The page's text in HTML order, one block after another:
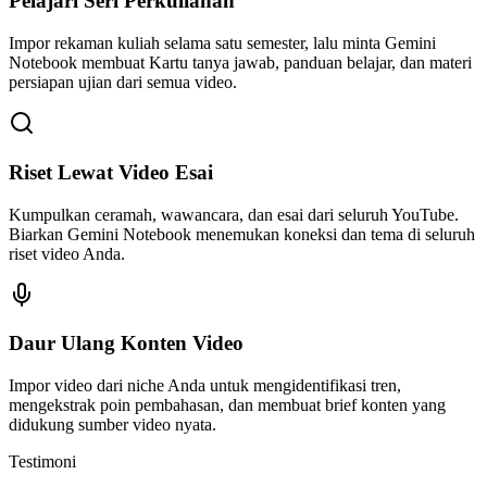
Impor rekaman kuliah selama satu semester, lalu minta Gemini
Notebook membuat Kartu tanya jawab, panduan belajar, dan materi
persiapan ujian dari semua video.
Riset Lewat Video Esai
Kumpulkan ceramah, wawancara, dan esai dari seluruh YouTube.
Biarkan Gemini Notebook menemukan koneksi dan tema di seluruh
riset video Anda.
Daur Ulang Konten Video
Impor video dari niche Anda untuk mengidentifikasi tren,
mengekstrak poin pembahasan, dan membuat brief konten yang
didukung sumber video nyata.
Testimoni